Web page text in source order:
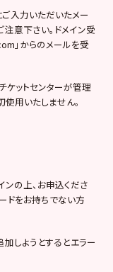
ご入力いただいたメー
意下さい。ドメイン受
」からのメールを受
ケットセンターが管理
用いたしません。
ンの上、お申込くださ
ドをお持ちでない方
しようとするとエラー